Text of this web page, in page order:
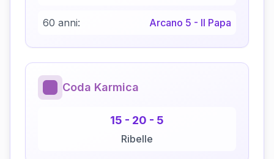
60 anni: Arcano 5 - Il Papa
Coda Karmica
15 - 20 - 5
Ribelle